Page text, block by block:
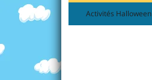
Activités Halloween